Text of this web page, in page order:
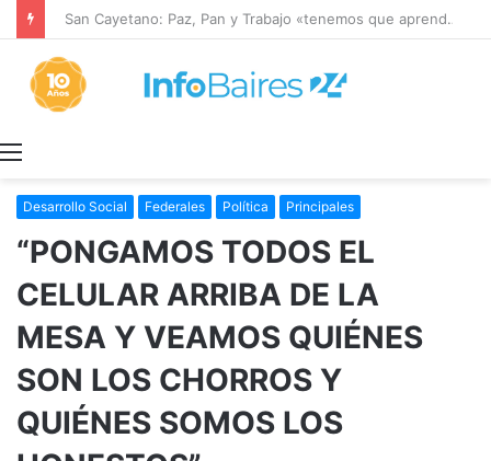
San Cayetano: Paz, Pan y Trabajo «tenemos que aprender a dialogar y a tratarnos bien» Mons. García Cuerva
Desarrollo Social Federales Política Principales
“PONGAMOS TODOS EL
CELULAR ARRIBA DE LA
MESA Y VEAMOS QUIÉNES
SON LOS CHORROS Y
QUIÉNES SOMOS LOS